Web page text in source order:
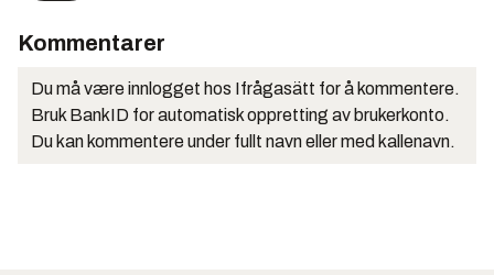
Kommentarer
Du må være innlogget hos Ifrågasätt for å kommentere.
Bruk BankID for automatisk oppretting av brukerkonto.
Du kan kommentere under fullt navn eller med kallenavn.